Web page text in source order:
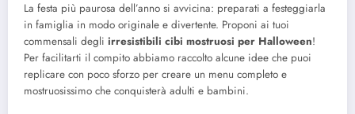
La festa più paurosa dell’anno si avvicina: preparati a festeggiarla
in famiglia in modo originale e divertente. Proponi ai tuoi
commensali degli irresistibili cibi mostruosi per Halloween!
Per facilitarti il compito abbiamo raccolto alcune idee che puoi
replicare con poco sforzo per creare un menu completo e
mostruosissimo che conquisterà adulti e bambini.